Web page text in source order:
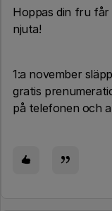
Hoppas din fru får
njuta!
1:a november
gratis
på telefonen och